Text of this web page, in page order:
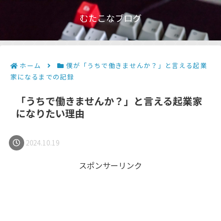
むたこなブログ
ホーム
僕が「うちで働きませんか？」と言える起業
家になるまでの記録
「うちで働きませんか？」と言える起業家
になりたい理由
2024.10.19
スポンサーリンク